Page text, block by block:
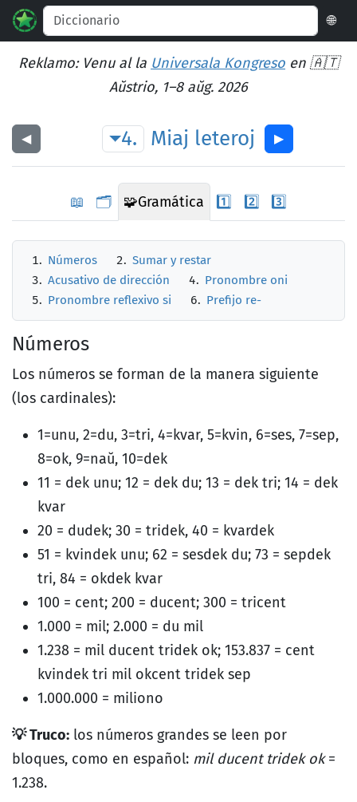
🌐
Reklamo: Venu al la Universala Kongreso en 🇦🇹
Aŭstrio, 1–8 aŭg. 2026
◀︎ 4. Miaj leteroj ▶︎
📖 🗂️ 🧩Gramática 1️⃣ 2️⃣ 3️⃣
Números
Sumar y restar
Acusativo de dirección
Pronombre oni
Pronombre reflexivo si
Prefijo re-
Números
Los números se forman de la manera siguiente
(los cardinales):
1=unu, 2=du, 3=tri, 4=kvar, 5=kvin, 6=ses, 7=sep,
8=ok, 9=naŭ, 10=dek
11 = dek unu; 12 = dek du; 13 = dek tri; 14 = dek
kvar
20 = dudek; 30 = tridek, 40 = kvardek
51 = kvindek unu; 62 = sesdek du; 73 = sepdek
tri, 84 = okdek kvar
100 = cent; 200 = ducent; 300 = tricent
1.000 = mil; 2.000 = du mil
1.238 = mil ducent tridek ok; 153.837 = cent
kvindek tri mil okcent tridek sep
1.000.000 = miliono
💡 Truco: los números grandes se leen por
bloques, como en español: mil ducent tridek ok=
1.238.